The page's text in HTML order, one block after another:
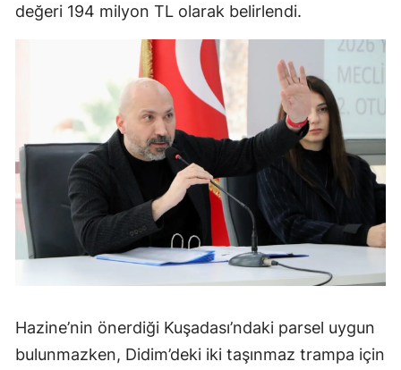
değeri 194 milyon TL olarak belirlendi.
Hazine’nin önerdiği Kuşadası’ndaki parsel uygun
bulunmazken, Didim’deki iki taşınmaz trampa için